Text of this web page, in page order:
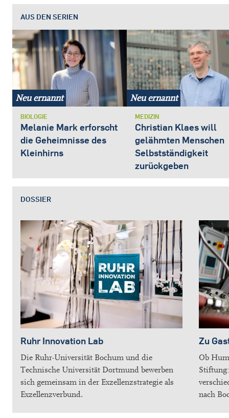
AUS DEN SERIEN
Neu ernannt
BIOLOGIE
Melanie Mark erforscht
die Geheimnisse des
Kleinhirns
Neu ernannt
MEDIZIN
Christian Klaes will
gelähmten Menschen
Selbstständigkeit
zurückgeben
DOSSIER
Ruhr Innovation Lab
Die Ruhr-Universität Bochum und die
Technische Universität Dortmund bewerben
sich gemeinsam in der Exzellenzstrategie als
Exzellenzverbund.
Zu
Ob
nach